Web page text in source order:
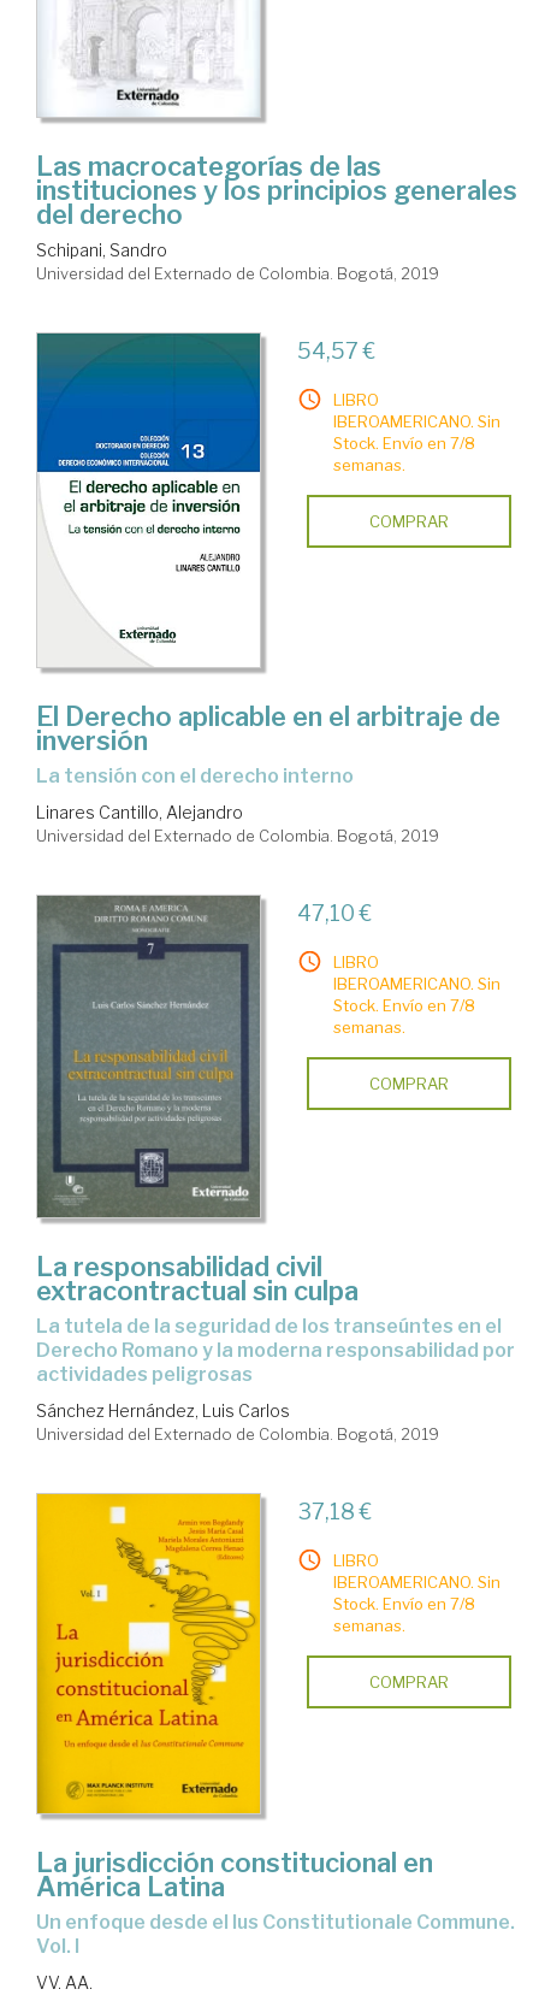
Las macrocategorías de las
instituciones y los principios generales
del derecho
Schipani, Sandro
Universidad del Externado de Colombia. Bogotá, 2019
54,57 €
LIBRO
IBEROAMERICANO. Sin
Stock. Envío en 7/8
semanas.
COMPRAR
El Derecho aplicable en el arbitraje de
inversión
la tensión con el derecho interno
Linares Cantillo, Alejandro
Universidad del Externado de Colombia. Bogotá, 2019
47,10 €
LIBRO
IBEROAMERICANO. Sin
Stock. Envío en 7/8
semanas.
COMPRAR
La responsabilidad civil
extracontractual sin culpa
la tutela de la seguridad de los transeúntes en el
Derecho Romano y la moderna responsabilidad por
actividades peligrosas
Sánchez Hernández, Luis Carlos
Universidad del Externado de Colombia. Bogotá, 2019
37,18 €
LIBRO
IBEROAMERICANO. Sin
Stock. Envío en 7/8
semanas.
COMPRAR
La jurisdicción constitucional en
América Latina
un enfoque desde el Ius Constitutionale Commune.
Vol. I
VV. AA.